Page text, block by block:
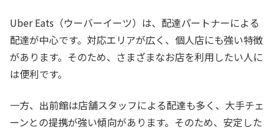
Uber Eats（ウーバーイーツ）は、配達パートナーによる
配達が中心です。対応エリアが広く、個人店にも強い特徴
があります。そのため、さまざまなお店を利用したい人に
は便利です。
一方、出前館は店舗スタッフによる配達も多く、大手チェ
ーンとの提携が強い傾向があります。そのため、安定した